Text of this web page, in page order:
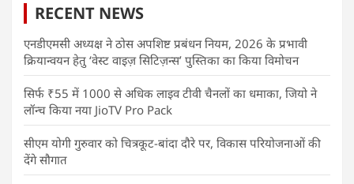
RECENT NEWS
एनडीएमसी अध्यक्ष ने ठोस अपशिष्ट प्रबंधन नियम, 2026 के प्रभावी
क्रियान्वयन हेतु ‘वेस्ट वाइज़ सिटिज़न्स’ पुस्तिका का किया विमोचन
सिर्फ ₹55 में 1000 से अधिक लाइव टीवी चैनलों का धमाका, जियो ने
लॉन्च किया नया JioTV Pro Pack
सीएम योगी गुरुवार को चित्रकूट-बांदा दौरे पर, विकास परियोजनाओं की
देंगे सौगात